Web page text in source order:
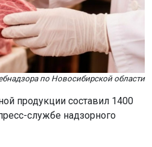
по Новосибирской области
продукции составил 1400
службе надзорного